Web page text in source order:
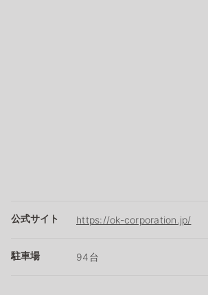
公式サイト https://ok-corporation.jp/
駐車場 94台